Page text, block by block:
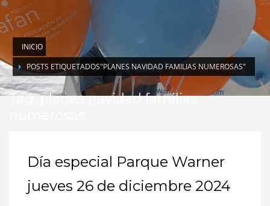
INICIO
POSTS ETIQUETADOS"PLANES NAVIDAD FAMILIAS NUMEROSAS"
Tag: planes navidad familias
Día especial Parque Warner
jueves 26 de diciembre 2024